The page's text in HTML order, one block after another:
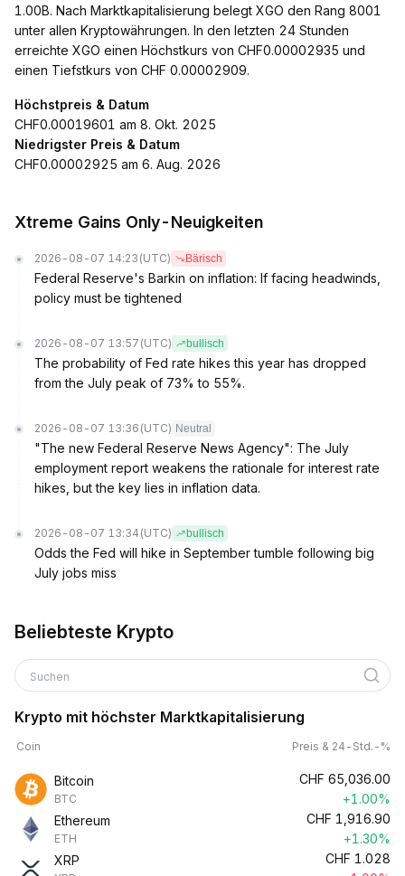
1.00B. Nach Marktkapitalisierung belegt XGO den Rang 8001
unter allen Kryptowährungen. In den letzten 24 Stunden
erreichte XGO einen Höchstkurs von CHF0.00002935 und
einen Tiefstkurs von CHF 0.00002909.
Höchstpreis & Datum
CHF0.00019601 am 8. Okt. 2025
Niedrigster Preis & Datum
CHF0.00002925 am 6. Aug. 2026
Xtreme Gains Only-Neuigkeiten
2026-08-07 14:23 (UTC) Bärisch
Federal Reserve's Barkin on inflation: If facing headwinds,
policy must be tightened
2026-08-07 13:57 (UTC) bullisch
The probability of Fed rate hikes this year has dropped
from the July peak of 73% to 55%.
2026-08-07 13:36 (UTC) Neutral
"The new Federal Reserve News Agency": The July
employment report weakens the rationale for interest rate
hikes, but the key lies in inflation data.
2026-08-07 13:34 (UTC) bullisch
Odds the Fed will hike in September tumble following big
July jobs miss
Beliebteste Krypto
Suchen
Krypto mit höchster Marktkapitalisierung
Coin Preis & 24-Std.-%
Bitcoin
BTC
CHF 65,036.00
+1.00%
Ethereum
ETH
CHF 1,916.90
+1.30%
XRP
CHF 1.028